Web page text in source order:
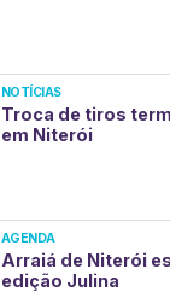
NOTÍCIAS
Troca de tiros
em Niterói
AGENDA
Arraiá de Niterói
edição Julina